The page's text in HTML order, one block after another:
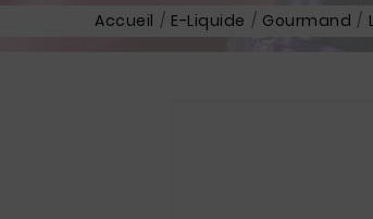
Accueil E-Liquide Gourmand